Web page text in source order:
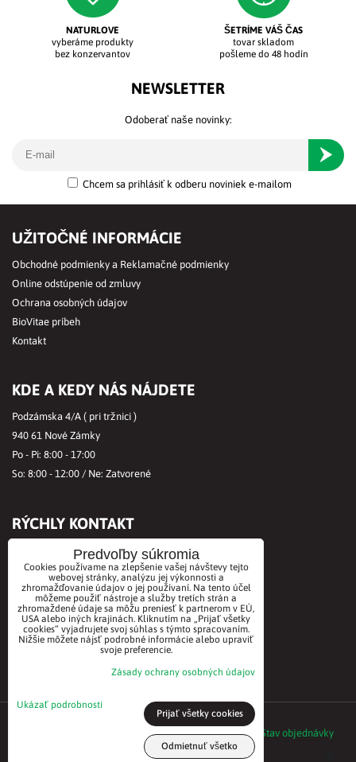
NATURLOVE
vyberáme produkty
bez konzervantov
ŠETRÍME VÁŠ ČAS
tovar skladom
pošleme do 48 hodín
NEWSLETTER
Odoberať naše novinky:
Chcem sa prihlásiť k odberu noviniek e-mailom
UŽITOČNÉ INFORMÁCIE
Obchodné podmienky a Reklamačné podmienky
Online odstúpenie od zmluvy
Ochrana osobných údajov
BioVitae príbeh
Kontakt
KDE A KEDY NÁS NÁJDETE
Podzámska 4/A ( pri tržnici )
940 61 Nové Zámky
Po - Pi: 8:00 - 17:00
So: 8:00 - 12:00 / Ne: Zatvorené
RÝCHLY KONTAKT
+421356421513
Mobil:+421901712584
Email:office@biovitae.sk
AKCEPTUJEME PLATBY KARTOU
©2021 BioVitae biomarket. Všetky práva vyhradené
Zásady ochrany osobných údajov
Stav objednávky
BiznisWeb.sk
Predvoľby súkromia
Cookies používame na zlepšenie vašej návštevy tejto
webovej stránky, analýzu jej výkonnosti a
zhromažďovanie údajov o jej používaní. Na tento účel
môžeme použiť nástroje a služby tretích strán a
zhromaždené údaje sa môžu preniesť k partnerom v EÚ,
USA alebo iných krajinách. Kliknutím na „Prijať všetky
cookies“ vyjadrujete svoj súhlas s týmto spracovaním.
Nižšie môžete nájsť podrobné informácie alebo upraviť
svoje preferencie.
Zásady ochrany osobných údajov
Ukázať podrobnosti
Prijať všetky cookies
Odmietnuť všetko